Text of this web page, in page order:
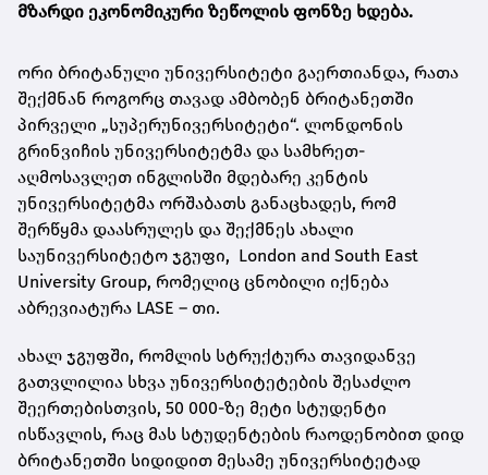
მზარდი ეკონომიკური ზეწოლის ფონზე ხდება.
ორი ბრიტანული უნივერსიტეტი გაერთიანდა, რათა
შექმნან როგორც თავად ამბობენ ბრიტანეთში
პირველი „სუპერუნივერსიტეტი“. ლონდონის
გრინვიჩის უნივერსიტეტმა და სამხრეთ-
აღმოსავლეთ ინგლისში მდებარე კენტის
უნივერსიტეტმა ორშაბათს განაცხადეს, რომ
შერწყმა დაასრულეს და შექმნეს ახალი
საუნივერსიტეტო ჯგუფი, London and South East
University Group, რომელიც ცნობილი იქნება
აბრევიატურა LASE – თი.
ახალ ჯგუფში, რომლის სტრუქტურა თავიდანვე
გათვლილია სხვა უნივერსიტეტების შესაძლო
შეერთებისთვის, 50 000-ზე მეტი სტუდენტი
ისწავლის, რაც მას სტუდენტების რაოდენობით დიდ
ბრიტანეთში სიდიდით მესამე უნივერსიტეტად